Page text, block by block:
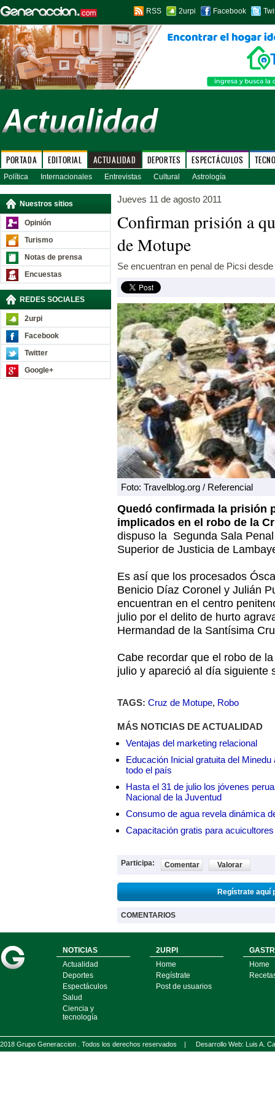
RSS 2urpi Facebook
PORTADA EDITORIAL ACTUALIDAD DEPORTES ESPECTÁCULOS
Política Internacionales Entrevistas Cultural Astrología
Nuestros sitios
Opinión
Turismo
Notas de prensa
Encuestas
REDES SOCIALES
2urpi
Facebook
Twitter
Google+
Jueves 11 de agosto 2011
Confirman prisión a
de Motupe
Se encuentran en penal de Picsi
Foto: Travelblog.org / Referencial
Quedó confirmada la prisión
implicados en el robo de la
dispuso la Segunda Sala
Superior de Justicia de
Es así que los procesados
Benicio Díaz Coronel y Julián
encuentran en el centro
julio por el delito de hurto
Hermandad de la Santísima
Cabe recordar que el robo de
julio y apareció al día siguiente
TAGS: Cruz de Motupe, Robo
MÁS NOTICIAS DE ACTUALIDAD
Ventajas del marketing relacional
Educación Inicial gratuita del
todo el país
Hasta el 31 de julio los jóvenes
Nacional de la Juventud
Consumo de agua revela dinámica
Capacitación gratis para
Participa: Comentar Valorar
Regístrate aquí
COMENTARIOS
NOTICIAS
Actualidad
Deportes
Espectáculos
Salud
Ciencia y
tecnología
2URPI
Home
Regístrate
Post de usuarios
Home
2018 Grupo Generaccion . Todos los derechos reservados | Desarrollo Web: Luis